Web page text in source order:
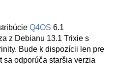
Q4OS 6.1
z Debianu 13.1 Trixie s
Bude k dispozícii len pre
sa odporúča staršia verzia